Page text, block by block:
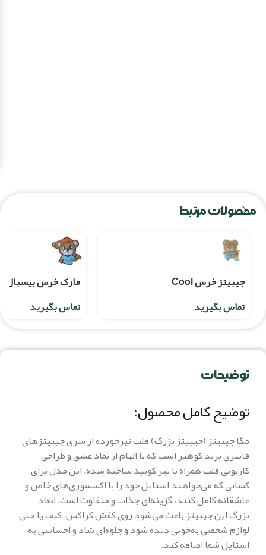
محصولات مرتبط
جیبیتز خرس Cool
تماس بگیرید
مارک خرس بیسبال
تماس بگیرید
توضیحات
توضیح کامل محصول:
مگا جیبیتز (جیبیتز بزرگ) قلب تیرخورده از سری جیبیتزهای
فانتزی برند کوهبر است که با الهام از نماد عشق و طراحی
کارتونی قلب همراه با تیر کوپید ساخته شده. این مدل برای
کسانی که می‌خواهند استایل خود را با اکسسوری‌های خاص و
عاشقانه کامل کنند، گزینه‌ای جذاب و متفاوت است. ابعاد
بزرگ این جیبیتز باعث می‌شود روی کفش کراکس، کیف یا حتی
لوازم شخصی به‌خوبی دیده شود و جلوه‌ای شاد و احساسی به
استایل شما اضافه کند.